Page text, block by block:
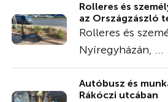
Rolleres és
az Országzászló
Rolleres és
Nyíregyházán, ...
Autóbusz és
Rákóczi utcában